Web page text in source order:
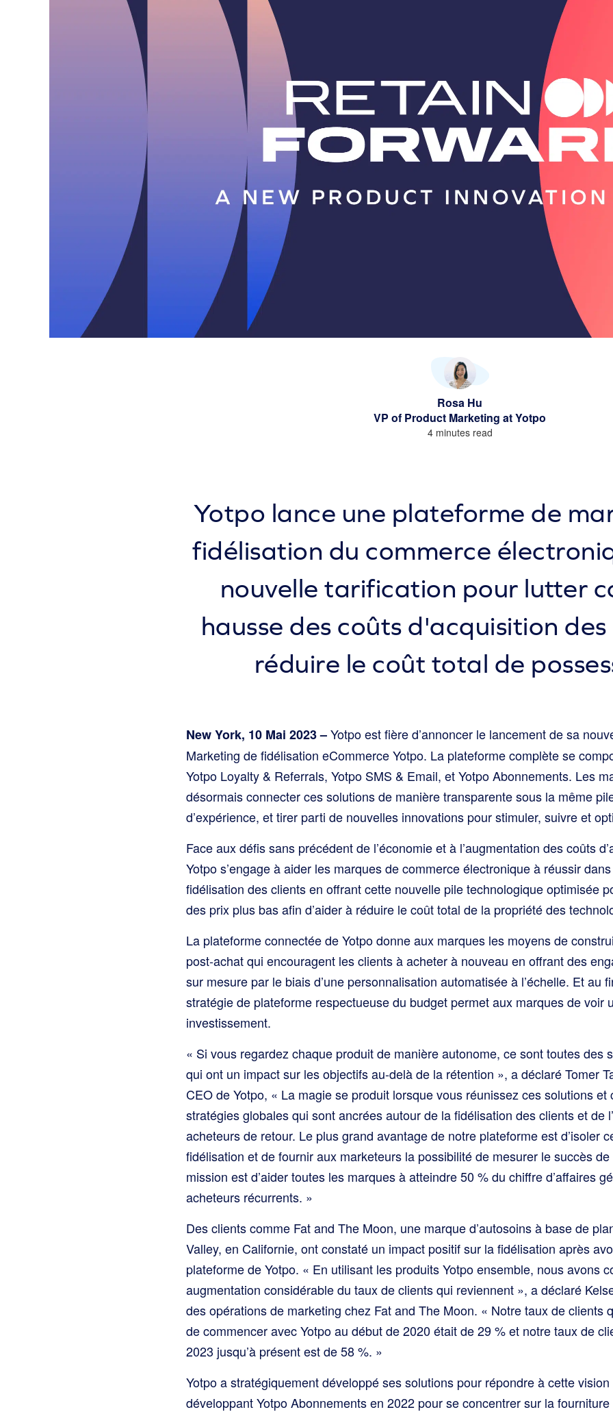
Rosa Hu
VP of Product Marketing at Yotpo
4 minutes read
Yotpo lance une plateforme de
fidélisation du commerce
nouvelle tarification pour lutter
hausse des coûts d'acquisition
réduire le coût total de
New York, 10 Mai 2023 –Yotpo est fière d’annoncer le lancement de sa
Marketing de fidélisation eCommerce Yotpo. La plateforme complète se
Yotpo Loyalty & Referrals, Yotpo SMS & Email, et Yotpo Abonnements. Les
désormais connecter ces solutions de manière transparente sous la même
d’expérience, et tirer parti de nouvelles innovations pour stimuler, suivre et
Face aux défis sans précédent de l’économie et à l’augmentation des coûts
Yotpo s’engage à aider les marques de commerce électronique à réussir
fidélisation des clients en offrant cette nouvelle pile technologique optimisée
des prix plus bas afin d’aider à réduire le coût total de la propriété des
La plateforme connectée de Yotpo donne aux marques les moyens de
post-achat qui encouragent les clients à acheter à nouveau en offrant des
sur mesure par le biais d’une personnalisation automatisée à l’échelle. Et au
stratégie de plateforme respectueuse du budget permet aux marques de voir
investissement.
« Si vous regardez chaque produit de manière autonome, ce sont toutes des
qui ont un impact sur les objectifs au-delà de la rétention », a déclaré Tomer
CEO de Yotpo, « La magie se produit lorsque vous réunissez ces solutions et
stratégies globales qui sont ancrées autour de la fidélisation des clients et de
acheteurs de retour. Le plus grand avantage de notre plateforme est d’isoler
fidélisation et de fournir aux marketeurs la possibilité de mesurer le succès
mission est d’aider toutes les marques à atteindre 50 % du chiffre d’affaires
acheteurs récurrents. »
Des clients comme Fat and The Moon, une marque d’autosoins à base de
Valley, en Californie, ont constaté un impact positif sur la fidélisation après
plateforme de Yotpo. « En utilisant les produits Yotpo ensemble, nous avons
augmentation considérable du taux de clients qui reviennent », a déclaré
des opérations de marketing chez Fat and The Moon. « Notre taux de clients
de commencer avec Yotpo au début de 2020 était de 29 % et notre taux de
2023 jusqu’à présent est de 58 %. »
Yotpo a stratégiquement développé ses solutions pour répondre à cette
développant Yotpo Abonnements en 2022 pour se concentrer sur la fourniture